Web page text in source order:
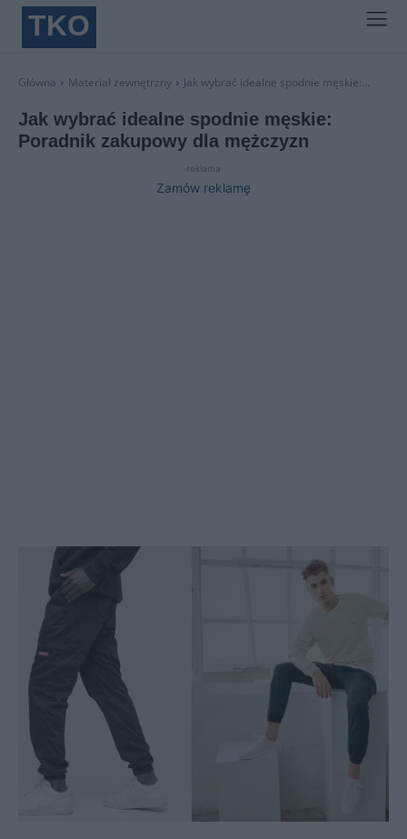
TKO
Główna Materiał zewnętrzny Jak wybrać idealne spodnie męskie:...
Jak wybrać idealne spodnie męskie:
Poradnik zakupowy dla mężczyzn
reklama
Zamów reklamę